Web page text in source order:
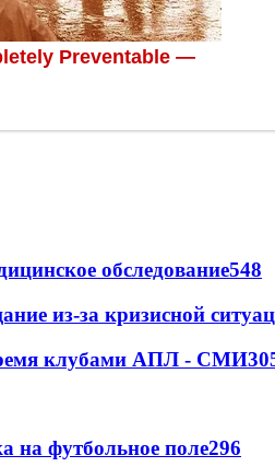
обследование548
из-за кризисной
клубами АПЛ - СМИ
на футбольное поле296